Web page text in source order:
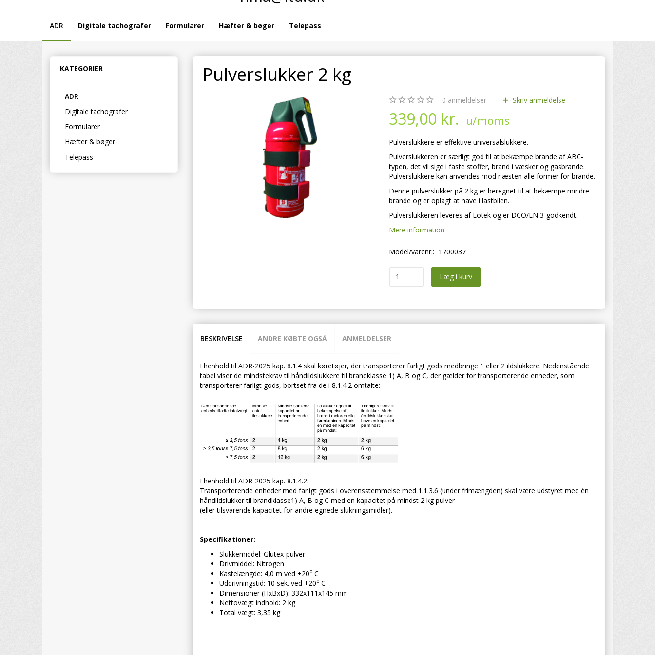
ADR Digitale tachografer Formularer Hæfter & bøger Telepass
KATEGORIER
ADR
Digitale tachografer
Formularer
Hæfter & bøger
Telepass
Pulverslukker 2 kg
0 anmeldelser Skriv anmeldelse
339,00 kr. u/moms
Pulverslukkere er effektive universalslukkere.
Pulverslukkeren er særligt god til at bekæmpe brande af ABC-
typen, det vil sige i faste stoffer, brand i væsker og gasbrande.
Pulverslukkere kan anvendes mod næsten alle former for brande.
Denne pulverslukker på 2 kg er beregnet til at bekæmpe mindre
brande og er oplagt at have i lastbilen.
Pulverslukkeren leveres af Lotek og er DCO/EN 3-godkendt.
Mere information
Model/varenr.: 1700037
Læg i kurv
BESKRIVELSE ANDRE KØBTE OGSÅ ANMELDELSER
I henhold til ADR-2025 kap. 8.1.4 skal køretøjer, der transporterer farligt gods medbringe 1 eller 2 ildslukkere. Nedenstående
tabel viser de mindstekrav til håndildslukkere til brandklasse 1) A, B og C, der gælder for transporterende enheder, som
transporterer farligt gods, bortset fra de i 8.1.4.2 omtalte:
I henhold til ADR-2025 kap. 8.1.4.2:
Transporterende enheder med farligt gods i overensstemmelse med 1.1.3.6 (under frimængden) skal være udstyret med én
håndildslukker til brandklasse1) A, B og C med en kapacitet på mindst 2 kg pulver
(eller tilsvarende kapacitet for andre egnede slukningsmidler).
Specifikationer:
Slukkemiddel: Glutex-pulver
Drivmiddel: Nitrogen
Kastelængde: 4,0 m ved +20o C
Uddrivningstid: 10 sek. ved +20o C
Dimensioner (HxBxD): 332x111x145 mm
Nettovægt indhold: 2 kg
Total vægt: 3,35 kg